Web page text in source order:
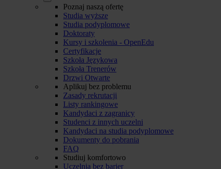
Poznaj naszą ofertę
Studia wyższe
Studia podyplomowe
Doktoraty
Kursy i szkolenia - OpenEdu
Certyfikacje
Szkoła Językowa
Szkoła Trenerów
Drzwi Otwarte
Aplikuj bez problemu
Zasady rekrutacji
Listy rankingowe
Kandydaci z zagranicy
Studenci z innych uczelni
Kandydaci na studia podyplomowe
Dokumenty do pobrania
FAQ
Studiuj komfortowo
Uczelnia bez barier